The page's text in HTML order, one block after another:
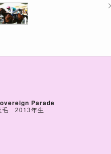
Parade
毛 2013年生